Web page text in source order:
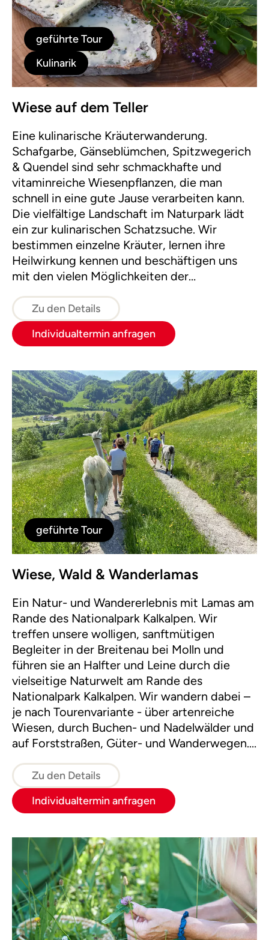
geführte Tour
Kulinarik
Wiese auf dem Teller
Eine kulinarische Kräuterwanderung.
Schafgarbe, Gänseblümchen, Spitzwegerich
& Quendel sind sehr schmackhafte und
vitaminreiche Wiesenpflanzen, die man
schnell in eine gute Jause verarbeiten kann.
Die vielfältige Landschaft im Naturpark lädt
ein zur kulinarischen Schatzsuche. Wir
bestimmen einzelne Kräuter, lernen ihre
Heilwirkung kennen und beschäftigen uns
mit den vielen Möglichkeiten der
Zu den Details
Individualtermin anfragen
geführte Tour
Wiese, Wald & Wanderlamas
Ein Natur- und Wandererlebnis mit Lamas am
Rande des Nationalpark Kalkalpen. Wir
treffen unsere wolligen, sanftmütigen
Begleiter in der Breitenau bei Molln und
führen sie an Halfter und Leine durch die
vielseitige Naturwelt am Rande des
Nationalpark Kalkalpen. Wir wandern dabei –
je nach Tourenvariante - über artenreiche
Wiesen, durch Buchen- und Nadelwälder und
auf Forststraßen, Güter- und Wanderwegen.
Kräuterexperten saisonale Wald- und
Wiesenkräuter.
Zu den Details
Individualtermin anfragen